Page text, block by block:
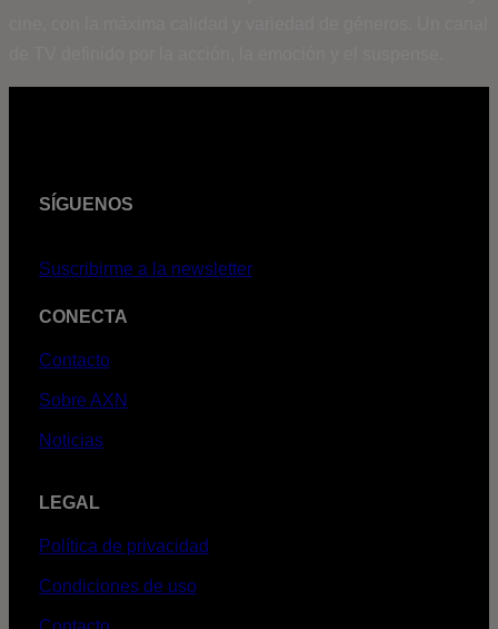
SÍGUENOS
Suscribirme a la newsletter
CONECTA
Contacto
Sobre AXN
Noticias
LEGAL
Política de privacidad
Condiciones de uso